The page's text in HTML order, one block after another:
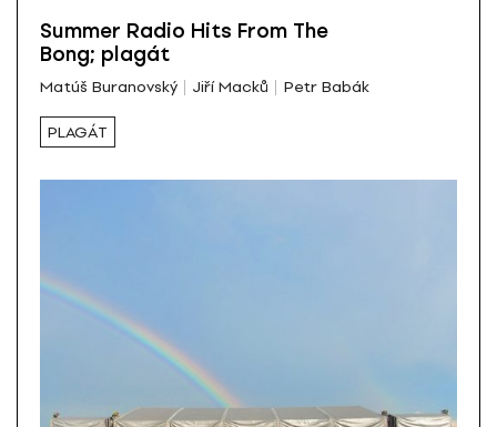
Summer Radio Hits From The
Bong; plagát
Matúš Buranovský Jiří Macků Petr Babák
PLAGÁT